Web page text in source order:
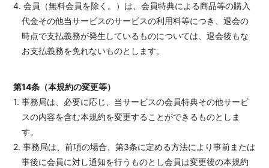
4. 会員（無料会員を除く。）は、会員特典による商品等の購入
代金その他当サービスのサービスの利用料等につき、退会の
時点で支払義務が発生しているものについては、退会後もな
お支払義務を免れないものとします。
第14条（本規約の変更等）
1. 事務局は、必要に応じ、当サービスの会員特典その他サービ
スの内容を含む本規約を変更することができるものとしま
す。
2. 事務局は、前項の場合、第3条に定める方法により事前または
事後に会員に対し通知を行うものとし会員は変更後の本規約